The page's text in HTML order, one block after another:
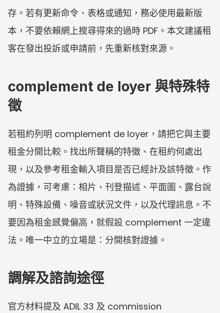
存。若有更新命令、表格或通知，務必使用最新版
本，不要依賴網上搜尋得來的過時 PDF。本文建議租
客在發出投訴或申請前，先重新核對來源。
complement de loyer 與特殊特
徵
若租約列明 complement de loyer，請把它與主要
租金分開比較。找出所聲稱的特徵、在租約何處出
現，以及參考租金輸入項目是否已經計及該特徵。作
為證據，可考慮：相片、刊登描述、平面圖、露台說
明、特殊設備、噪音或狀況文件，以及代理訊息。不
要因為租金感覺偏高，就假設 complement 一定違
法。唯一中立的立場是：分開核對證據。
調解及諮詢途徑
官方材料提及 ADIL 33 及 commission